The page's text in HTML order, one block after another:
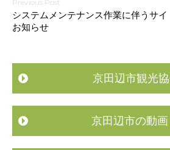
投
稿
ビ
ゲ
シ
ョ
システムメンテナンス作業に伴うサ
お知らせ
京田辺市観光
京田辺市の動画